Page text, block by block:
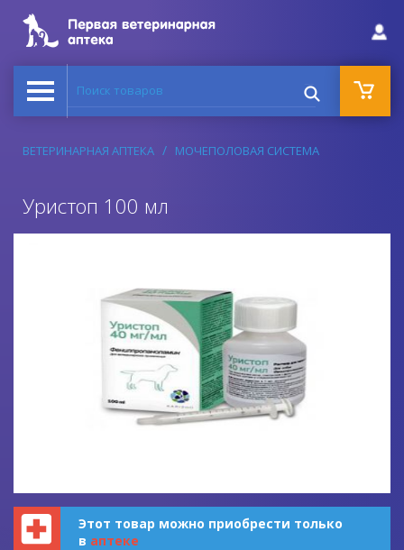
Поиск товаров
ВЕТЕРИНАРНАЯ АПТЕКА МОЧЕПОЛОВАЯ СИСТЕМА
Уристоп 100 мл
Этот товар можно приобрести только
в аптеке